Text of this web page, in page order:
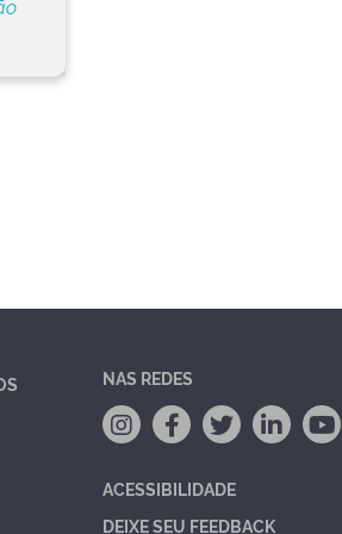
NAS REDES
ACESSIBILIDADE
DEIXE SEU FEEDBACK